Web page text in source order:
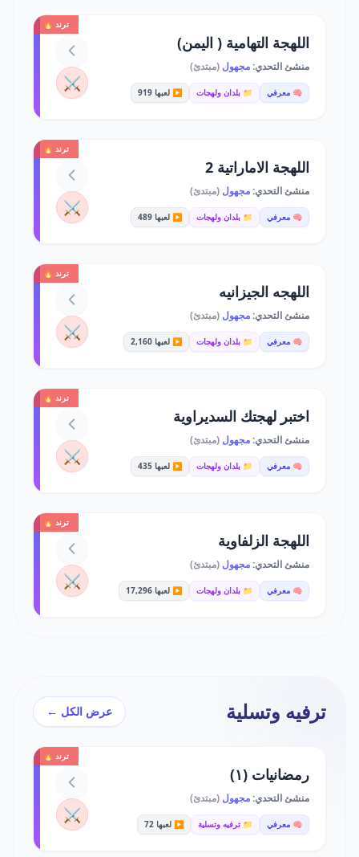
ترند 🔥
اللهجة التهامية ( اليمن)
منشئ التحدي:مجهول (مبتدئ)
🧠 معرفي 📁 بلدان ولهجات ▶️ لعبها 919 ⚔️
ترند 🔥
اللهجة الاماراتية 2
منشئ التحدي:مجهول (مبتدئ)
🧠 معرفي 📁 بلدان ولهجات ▶️ لعبها 489 ⚔️
ترند 🔥
اللهجه الجيزانيه
منشئ التحدي:مجهول (مبتدئ)
🧠 معرفي 📁 بلدان ولهجات ▶️ لعبها 2,160 ⚔️
ترند 🔥
اختبر لهجتك السديراوية
منشئ التحدي:مجهول (مبتدئ)
🧠 معرفي 📁 بلدان ولهجات ▶️ لعبها 435 ⚔️
ترند 🔥
اللهجة الزلفاوية
منشئ التحدي:مجهول (مبتدئ)
🧠 معرفي 📁 بلدان ولهجات ▶️ لعبها 17,296 ⚔️
ترفيه وتسلية عرض الكل ←
ترند 🔥
رمضانيات (١)
منشئ التحدي:مجهول (مبتدئ)
🧠 معرفي 📁 ترفيه وتسلية ▶️ لعبها 72 ⚔️